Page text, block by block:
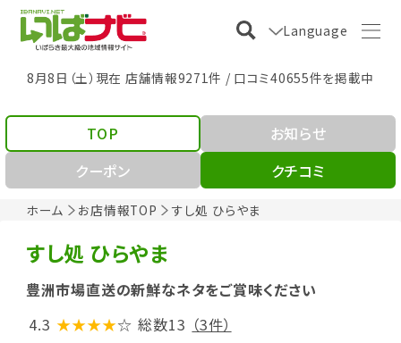
Language
8月8日（土）現在 店舗情報9271件 / 口コミ40655件を掲載中
ホーム お店情報TOP すし処 ひらやま
TOP
お知らせ
クーポン
クチコミ
すし処 ひらやま
豊洲市場直送の新鮮なネタをご賞味ください
4.3 ★★★★☆ 総数13 （3件）